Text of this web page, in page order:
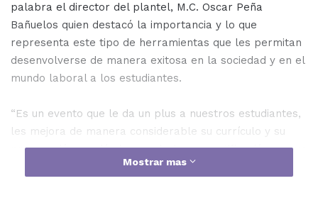
palabra el director del plantel, M.C. Oscar Peña
Bañuelos quien destacó la importancia y lo que
representa este tipo de herramientas que les permitan
desenvolverse de manera exitosa en la sociedad y en el
mundo laboral a los estudiantes.
“Es un evento que le da un plus a nuestros estudiantes,
les mejora de manera considerable su currículo y su
preparación académica, es decir una certificación por un
organismo nacional e internacional para su
Mostrar mas